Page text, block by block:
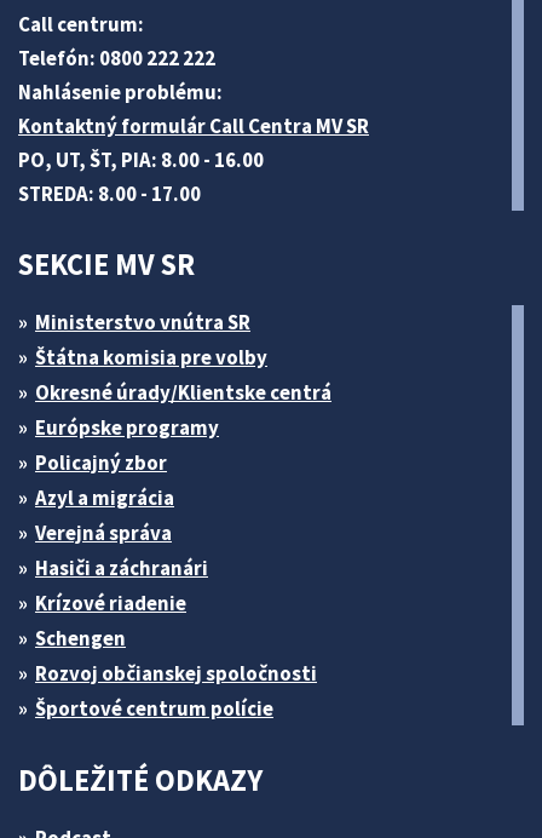
Call centrum:
Telefón: 0800 222 222
Nahlásenie problému:
Kontaktný formulár Call Centra MV SR
PO, UT, ŠT, PIA: 8.00 - 16.00
STREDA: 8.00 - 17.00
SEKCIE MV SR
Ministerstvo vnútra SR
Štátna komisia pre volby
Okresné úrady/Klientske centrá
Európske programy
Policajný zbor
Azyl a migrácia
Verejná správa
Hasiči a záchranári
Krízové riadenie
Schengen
Rozvoj občianskej spoločnosti
Športové centrum polície
DÔLEŽITÉ ODKAZY